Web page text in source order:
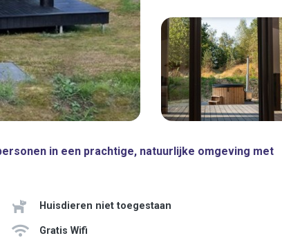
in een prachtige, natuurlijke omgeving met
Huisdieren niet toegestaan
Gratis Wifi